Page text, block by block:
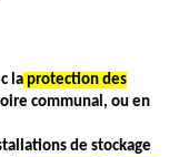
la protection des
communal, ou en
de stockage